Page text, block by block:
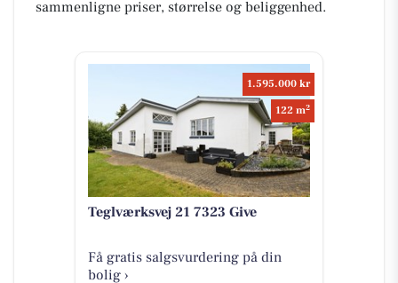
sammenligne priser, størrelse og beliggenhed.
1.595.000 kr
122 m2
Teglværksvej 21 7323 Give
Få gratis salgsvurdering på din
bolig ›